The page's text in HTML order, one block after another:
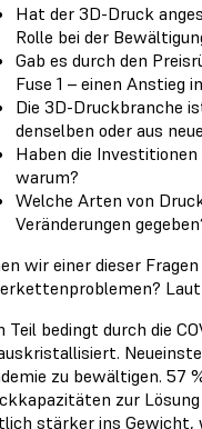
Hat der 3D-Druck
Rolle bei der
Gab es durch den
Fuse 1 – einen Anstieg
Die 3D-Druckbranche
denselben oder aus
Haben die
warum?
Welche Arten von
Veränderungen
wir einer dieser
Teil bedingt durch die
zu bewältigen. 57
zur
stärker ins Gewicht,